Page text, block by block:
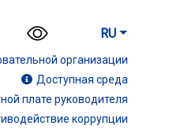
RU
организации
Доступная среда
плате руководителя
коррупции